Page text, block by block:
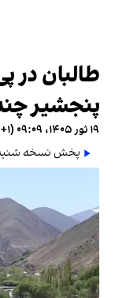
طالبان در
پنجشیر
۱۹ ثور ۱۴۰۵، ۰۹:۰۹ (‎+۱ گرینویچ)
پخش نسخه